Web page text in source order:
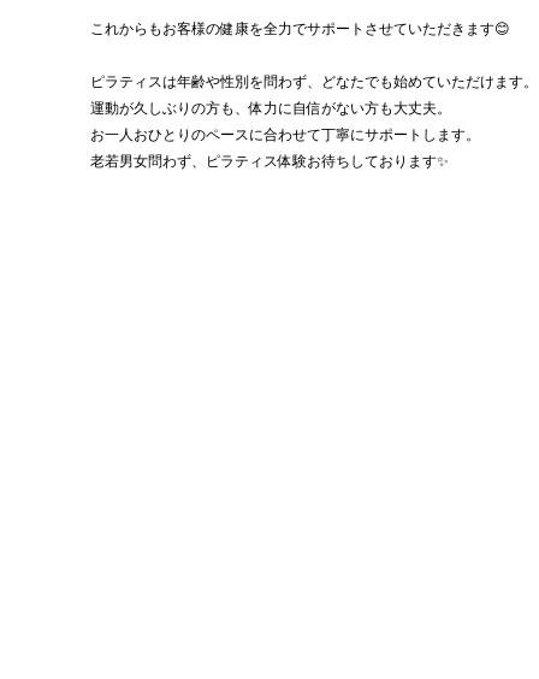
これからもお客様の健康を全力でサポートさせていただきます😊
ピラティスは年齢や性別を問わず、どなたでも始めていただけます。
運動が久しぶりの方も、体力に自信がない方も大丈夫。
お一人おひとりのペースに合わせて丁寧にサポートします。
老若男女問わず、ピラティス体験お待ちしております✨️